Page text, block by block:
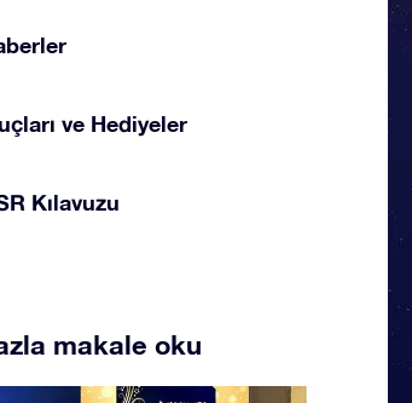
ve Hediyeler
Kılavuzu
makale oku